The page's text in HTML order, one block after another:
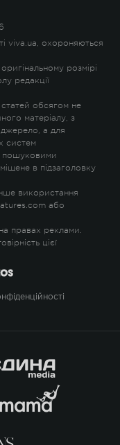
viva.ua, охороняються
розмірі
редакції
статей обсягом не
матеріалу, з
а для
систем
пошуковими
в підзаголовку
використання
або
правах реклами.
цієї